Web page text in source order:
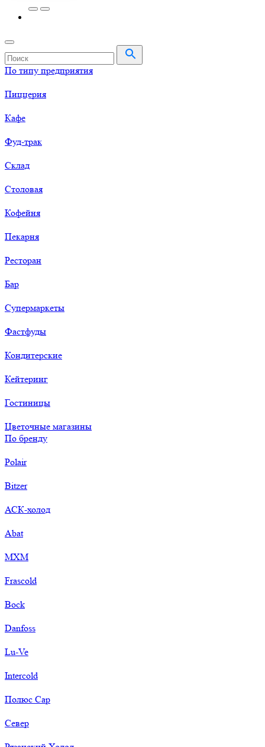
По типу предприятия
Пиццерия
Кафе
Фуд-трак
Склад
Столовая
Кофейня
Пекарня
Ресторан
Бар
Супермаркеты
Фастфуды
Кондитерские
Кейтеринг
Гостиницы
Цветочные магазины
По бренду
Polair
Bitzer
АСК-холод
Abat
МХМ
Frascold
Bock
Danfoss
Lu-Ve
Intercold
Полюс Сар
Север